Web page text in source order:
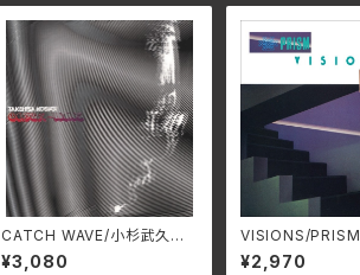
CATCH WAVE/小杉武久 S
WAX-502C(仕様:CD)
¥3,080
VISIONS/
9C(仕様:SHM-
¥2,970